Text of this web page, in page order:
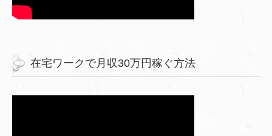
在宅ワークで月収30万円稼ぐ方法